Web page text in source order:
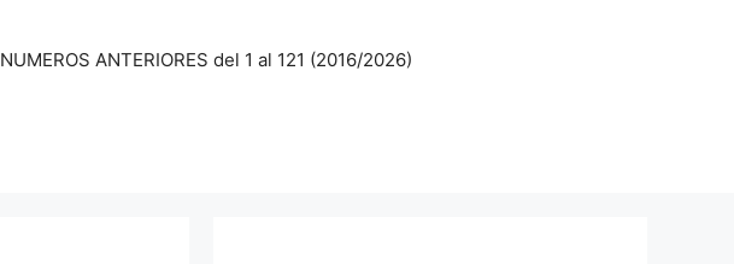
NUMEROS ANTERIORES del 1 al 121 (2016/2026)